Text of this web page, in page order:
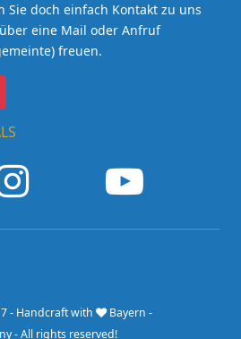
doch einfach Kontakt zu uns
eine Mail oder Anfruf
freuen.
- Handcraft with
Bayern -
- All rights reserved!